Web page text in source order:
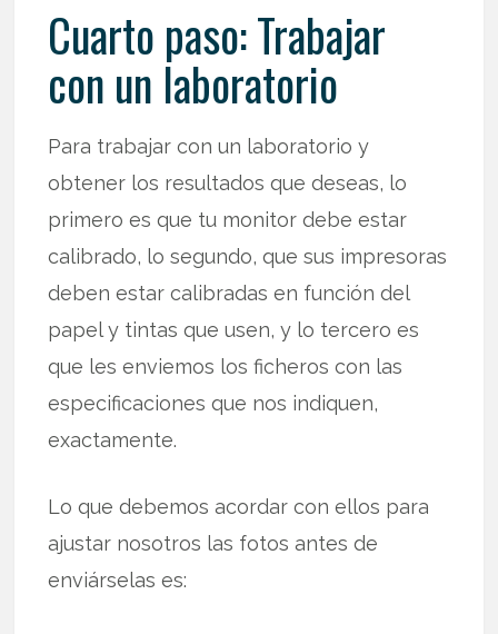
Cuarto paso: Trabajar
con un laboratorio
Para trabajar con un laboratorio y
obtener los resultados que deseas, lo
primero es que tu monitor debe estar
calibrado, lo segundo, que sus impresoras
deben estar calibradas en función del
papel y tintas que usen, y lo tercero es
que les enviemos los ficheros con las
especificaciones que nos indiquen,
exactamente.
Lo que debemos acordar con ellos para
ajustar nosotros las fotos antes de
enviárselas es: